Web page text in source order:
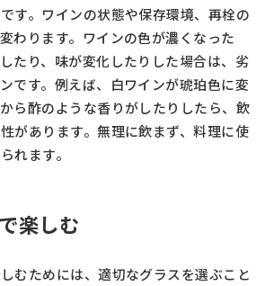
す。ワインの状態や保存環境、再栓の
わります。ワインの色が濃くなった
たり、味が変化したりした場合は、劣
です。例えば、白ワインが琥珀色に変
ら酢のような香りがしたりしたら、飲
があります。無理に飲まず、料理に使
れます。
楽しむ
むためには、適切なグラスを選ぶこと